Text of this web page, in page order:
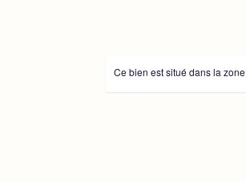
Ce bien est situé dans la zone